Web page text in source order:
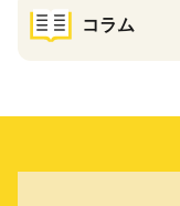
コラム